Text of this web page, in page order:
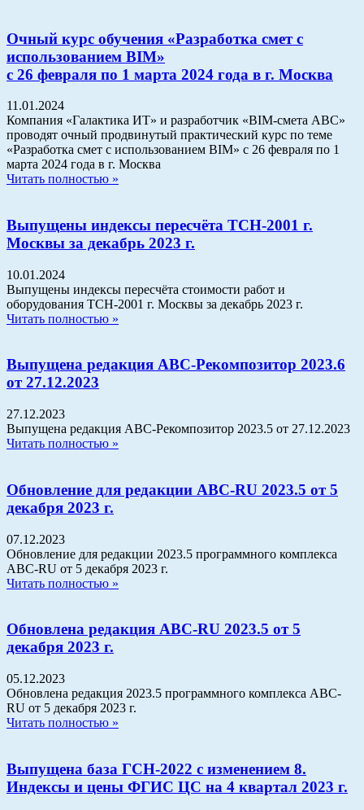
Очный курс обучения «Разработка смет с
использованием BIM»
с 26 февраля по 1 марта 2024 года в г. Москва
11.01.2024
Компания «Галактика ИТ» и разработчик «BIM-смета АВС»
проводят очный продвинутый практический курс по теме
«Разработка смет с использованием BIM» с 26 февраля по 1
марта 2024 года в г. Москва
Читать полностью »
Выпущены индексы пересчёта ТСН-2001 г.
Москвы за декабрь 2023 г.
10.01.2024
Выпущены индексы пересчёта стоимости работ и
оборудования ТСН-2001 г. Москвы за декабрь 2023 г.
Читать полностью »
Выпущена редакция АВС-Рекомпозитор 2023.6
от 27.12.2023
27.12.2023
Выпущена редакция АВС-Рекомпозитор 2023.5 от 27.12.2023
Читать полностью »
Обновление для редакции АВС-RU 2023.5 от 5
декабря 2023 г.
07.12.2023
Обновление для редакции 2023.5 программного комплекса
АВС-RU от 5 декабря 2023 г.
Читать полностью »
Обновлена редакция АВС-RU 2023.5 от 5
декабря 2023 г.
05.12.2023
Обновлена редакция 2023.5 программного комплекса АВС-
RU от 5 декабря 2023 г.
Читать полностью »
Выпущена база ГСН-2022 с изменением 8.
Индексы и цены ФГИС ЦС на 4 квартал 2023 г.